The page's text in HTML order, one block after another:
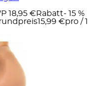
18,95 € Rabatt- 15 %
15,99 €pro / 1